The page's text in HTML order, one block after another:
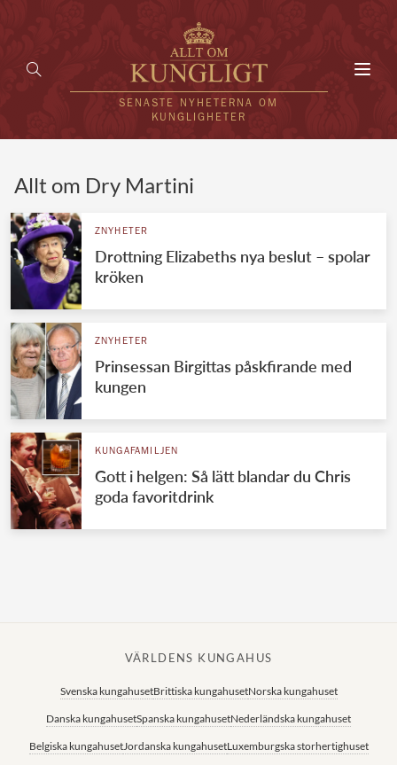
SENASTE NYHETERNA OM
KUNGLIGHETER
UTLÄNDSKT
VÄRLDENS KUNGAHUS
Svenska kungahuset
Brittiska kungahuset
Danska kungahuset
Spanska kungahuset
REDAKTION
Allt om Dry Martini
ZNYHETER
Drottning Elizabeths nya beslut – spolar
kröken
ZNYHETER
Prinsessan Birgittas påskfirande med
kungen
KUNGAFAMILJEN
Gott i helgen: Så lätt blandar du Chris
goda favoritdrink
VÄRLDENS KUNGAHUS
Svenska kungahusetBrittiska kungahusetNorska kungahuset
Danska kungahusetSpanska kungahusetNederländska kungahuset
Belgiska kungahusetJordanska kungahusetLuxemburgska storhertighuset